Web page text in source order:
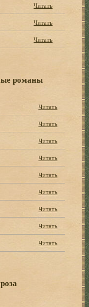
Читать
Читать
Читать
романы
Читать
Читать
Читать
Читать
Читать
Читать
Читать
Читать
Читать